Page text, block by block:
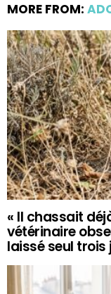
MORE FROM:
« Il chassait
vétérinaire
laissé seul trois